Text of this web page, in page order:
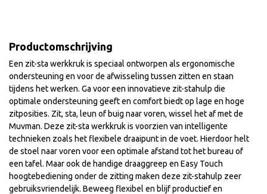
Productomschrijving
Een zit-sta werkkruk is speciaal ontworpen als ergonomische
ondersteuning en voor de afwisseling tussen zitten en staan
tijdens het werken. Ga voor een innovatieve zit-stahulp die
optimale ondersteuning geeft en comfort biedt op lage en hoge
zitposities. Zit, sta, leun of buig naar voren, wissel het af met de
Muvman. Deze zit-sta werkkruk is voorzien van intelligente
technieken zoals het flexibele draaipunt in de voet. Hierdoor helt
de stoel naar voren voor een optimale afstand tot het bureau of
een tafel. Maar ook de handige draaggreep en Easy Touch
hoogtebediening onder de zitting maken deze zit-stahulp zeer
gebruiksvriendelijk. Beweeg flexibel en blijf productief en